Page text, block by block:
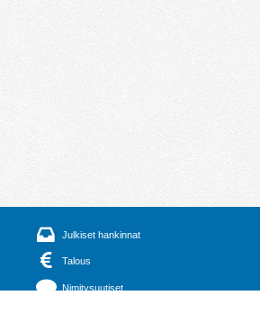
Julkiset hankinnat
Talous
Nimitysuutiset